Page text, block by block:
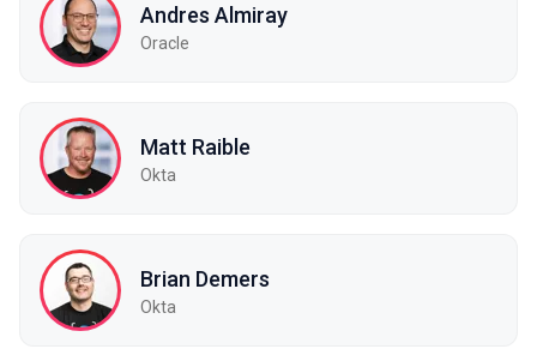
Andres Almiray
Oracle
Matt Raible
Okta
Brian Demers
Okta